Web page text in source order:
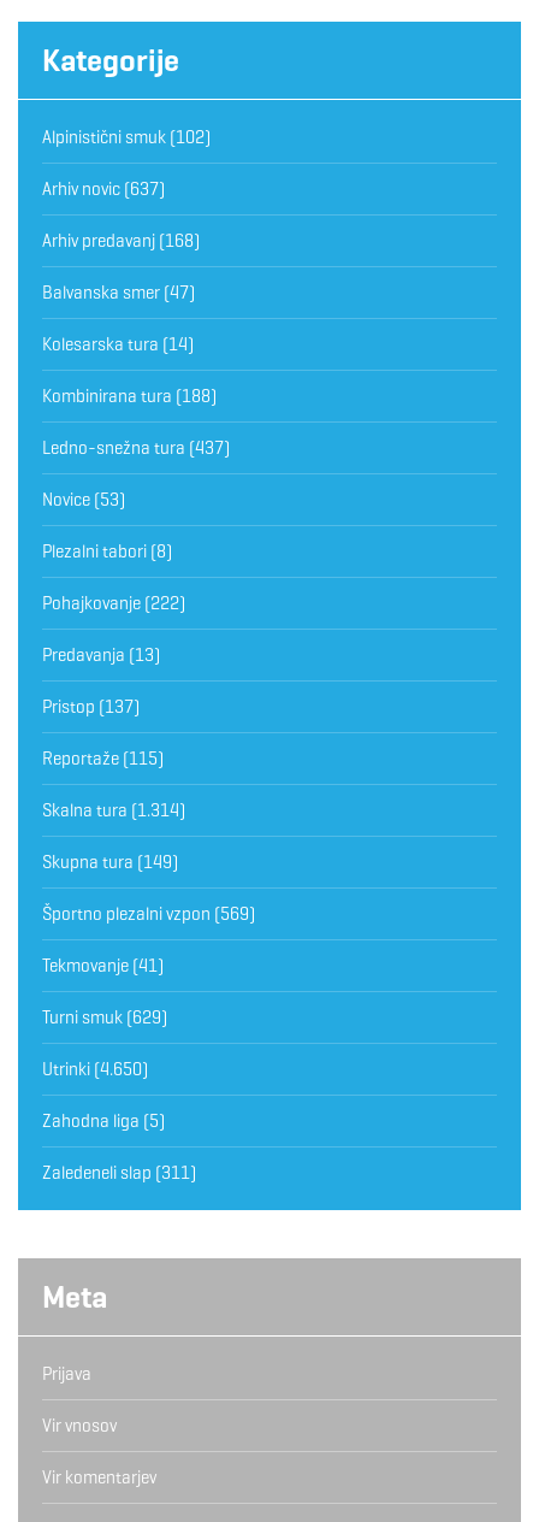
Kategorije
Alpinistični smuk (102)
Arhiv novic (637)
Arhiv predavanj (168)
Balvanska smer (47)
Kolesarska tura (14)
Kombinirana tura (188)
Ledno-snežna tura (437)
Novice (53)
Plezalni tabori (8)
Pohajkovanje (222)
Predavanja (13)
Pristop (137)
Reportaže (115)
Skalna tura (1.314)
Skupna tura (149)
Športno plezalni vzpon (569)
Tekmovanje (41)
Turni smuk (629)
Utrinki (4.650)
Zahodna liga (5)
Zaledeneli slap (311)
Meta
Prijava
Vir vnosov
Vir komentarjev